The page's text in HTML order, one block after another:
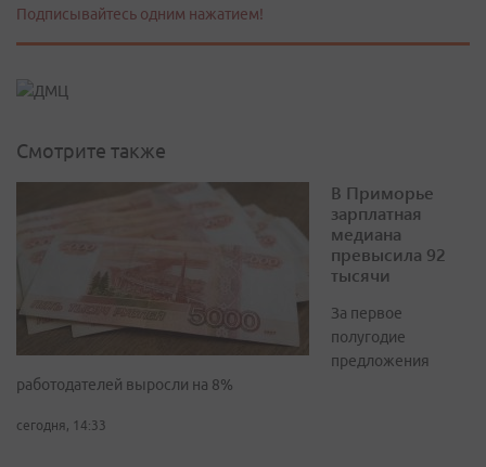
Подписывайтесь одним нажатием!
Смотрите также
В Приморье
зарплатная
медиана
превысила 92
тысячи
За первое
полугодие
предложения
работодателей выросли на 8%
сегодня, 14:33